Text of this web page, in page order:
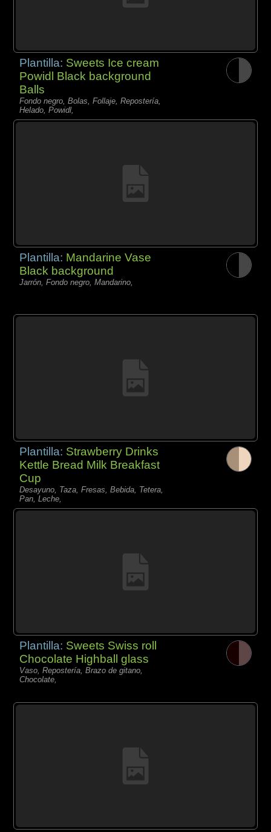
Plantilla: Sweets Ice cream
Powidl Black background
Balls
Fondo negro, Bolas, Follaje, Repostería,
Helado, Powidl,
Plantilla: Mandarine Vase
Black background
Jarrón, Fondo negro, Mandarino,
Plantilla: Strawberry Drinks
Kettle Bread Milk Breakfast
Cup
Desayuno, Taza, Fresas, Bebida, Tetera,
Pan, Leche,
Plantilla: Sweets Swiss roll
Chocolate Highball glass
Vaso, Repostería, Brazo de gitano,
Chocolate,